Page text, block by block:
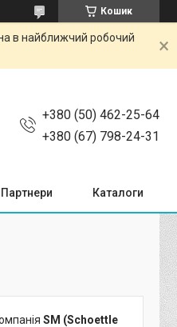
Кошик
в найближчий робочий
+380 (50) 462-25-64
+380 (67) 798-24-31
Партнери Каталоги
SM (Schoettle